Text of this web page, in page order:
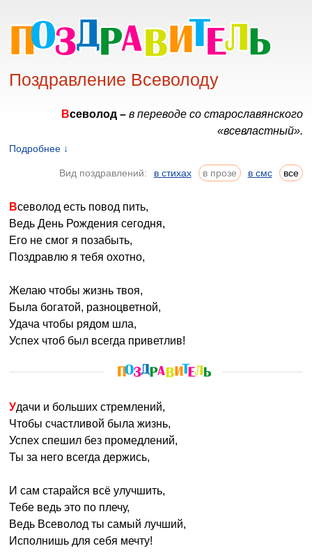
Поздравление Всеволоду
Всеволод – в переводе со старославянского
«всевластный».
среди которых уверенность в себе, уравновешенность,
общий язык с любым собеседником. Его уважают и
любят окружающие. Маленький Сева никогда не
доставляет проблем родителям и учителям.
жизненных целей. Конечно, благодаря своим
положительным качествам Сева может прожить легкую
беззаботную жизнь, но со временем он почувствует
острый недостаток бурных эмоций и событий в жизни.
Всеволоду определится со своими желаниями и
решительных и импульсивных поступков, тогда он
сможет прожить насыщенную и интересную жизнь.
Всеволода также называют:Севушка, Сева, Всева.
мая
Подробнее ↓
Вид поздравлений: в стихах в прозе в смс все
Всеволод есть повод пить,
Ведь День Рождения сегодня,
Его не смог я позабыть,
Поздравлю я тебя охотно,
Желаю чтобы жизнь твоя,
Была богатой, разноцветной,
Удача чтобы рядом шла,
Успех чтоб был всегда приветлив!
Удачи и больших стремлений,
Чтобы счастливой была жизнь,
Успех спешил без промедлений,
Ты за него всегда держись,
И сам старайся всё улучшить,
Тебе ведь это по плечу,
Ведь Всеволод ты самый лучший,
Исполнишь для себя мечту!